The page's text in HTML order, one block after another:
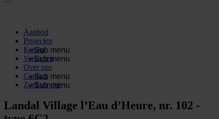
Aanbod
Projecten
Sub menu
Kopen
Sub menu
Verkopen
Over ons
Sub menu
Contact
Sub menu
Zoekservice
Landal Village l’Eau d’Heure, nr. 102 -